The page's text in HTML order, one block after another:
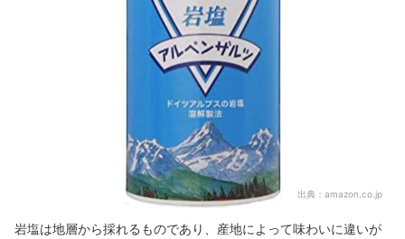
出典： amazon.co.jp
岩塩は地層から採れるものであり、産地によって味わいに違いが